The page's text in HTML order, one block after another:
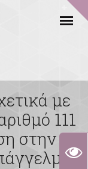
με
111
στην